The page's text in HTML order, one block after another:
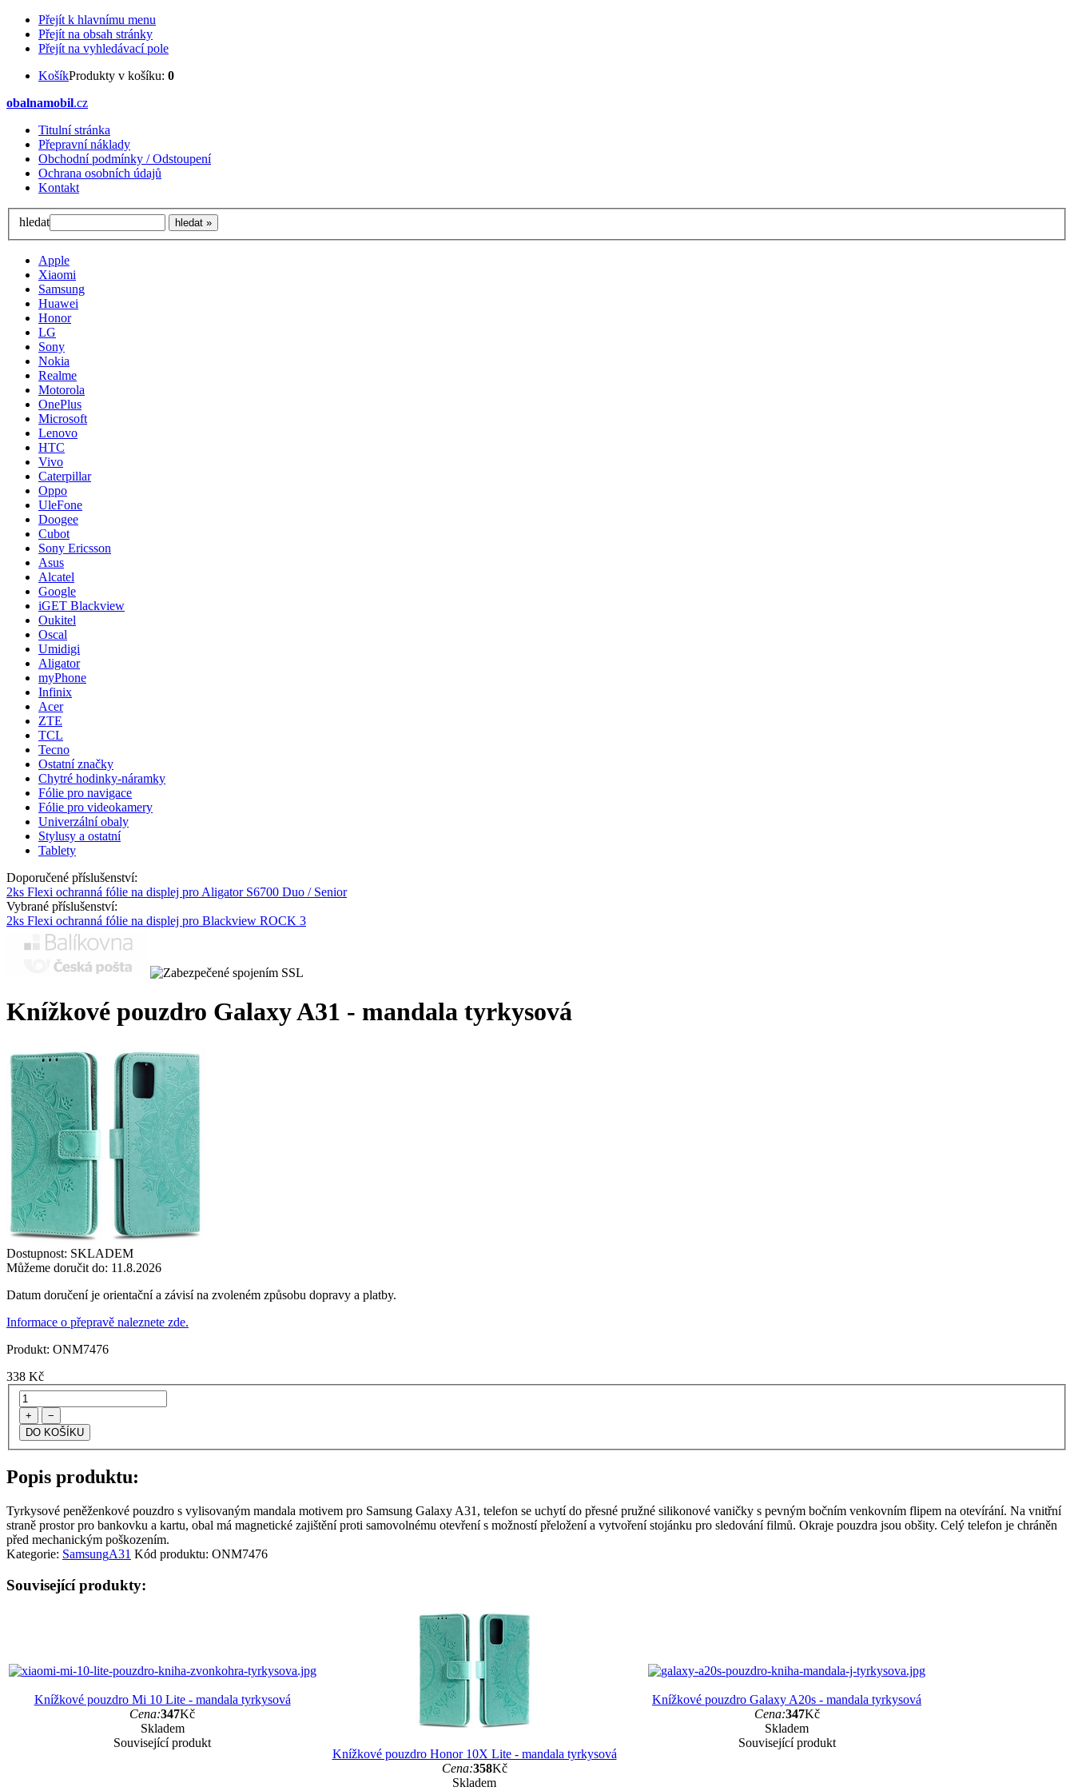
Přejít k hlavnímu menu
Přejít na obsah stránky
Přejít na vyhledávací pole
KošíkProdukty v košíku: 0
obalnamobil.cz
Titulní stránka
Přepravní náklady
Obchodní podmínky / Odstoupení
Ochrana osobních údajů
Kontakt
hledat
Apple
Xiaomi
Samsung
Huawei
Honor
LG
Sony
Nokia
Realme
Motorola
OnePlus
Microsoft
Lenovo
HTC
Vivo
Caterpillar
Oppo
UleFone
Doogee
Cubot
Sony Ericsson
Asus
Alcatel
Google
iGET Blackview
Oukitel
Oscal
Umidigi
Aligator
myPhone
Infinix
Acer
ZTE
TCL
Tecno
Ostatní značky
Chytré hodinky-náramky
Fólie pro navigace
Fólie pro videokamery
Univerzální obaly
Stylusy a ostatní
Tablety
Doporučené příslušenství:
2ks Flexi ochranná fólie na displej pro Aligator S6700 Duo / Senior
Vybrané příslušenství:
2ks Flexi ochranná fólie na displej pro Blackview ROCK 3
Knížkové pouzdro Galaxy A31 - mandala tyrkysová
Dostupnost: SKLADEM
Můžeme doručit do: 11.8.2026
Datum doručení je orientační a závisí na zvoleném způsobu dopravy a platby.
Informace o přepravě naleznete zde.
Produkt: ONM7476
338 Kč
+ −
Popis produktu:
Tyrkysové peněženkové pouzdro s vylisovaným mandala motivem pro Samsung Galaxy A31, telefon se uchytí do přesné pružné silikonové vaničky s pevným bočním venkovním flipem na otevírání. Na vnitřní
straně prostor pro bankovku a kartu, obal má magnetické zajištění proti samovolnému otevření s možností přeložení a vytvoření stojánku pro sledování filmů. Okraje pouzdra jsou obšity. Celý telefon je chráněn
před mechanickým poškozením.
Kategorie: SamsungA31 Kód produktu: ONM7476
Související produkty:
Knížkové pouzdro Mi 10 Lite - mandala tyrkysová
Cena:347Kč
Skladem
Související produkt
Knížkové pouzdro Honor 10X Lite - mandala tyrkysová
Cena:358Kč
Skladem
Knížkové pouzdro Galaxy A20s - mandala tyrkysová
Cena:347Kč
Skladem
Související produkt